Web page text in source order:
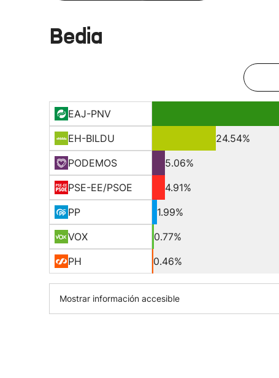
Bedia
EAJ-PNV
EH-BILDU
24.54%
PODEMOS
5.06%
PSE-EE/PSOE
4.91%
PP
1.99%
VOX
0.77%
PH
0.46%
Mostrar información accesible